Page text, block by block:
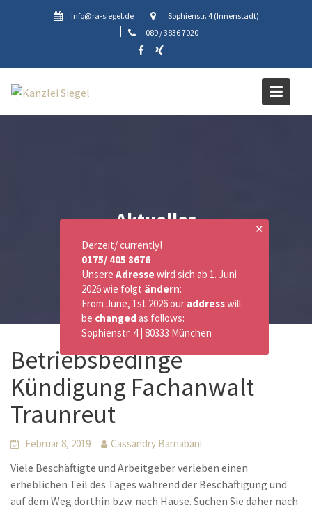
info@ra-siegel.de
Sophienstr. 4 (Innenstadt)
089 / 3836 7020
Aktuelles
Betriebsbedinge
Kündigung Fachanwalt
Traunreut
Februar 8, 2019 Cassandry Barnabani
Viele Beschäftigte und Arbeitgeber verleben einen
erheblichen Teil des Tages während der Beschäftigung und
auf dem Weg dorthin bzw. nach Hause. Suchen Sie daher nach
✕
Derzeit/ currently!
0175/ 405 8676
Unsere Adressewird sich ab 1. Juni
2026 wie folgt ändern:
From June, 1st 2026 our addresswill
be changed as follows:
Sophienstr. 4 | 80333 München